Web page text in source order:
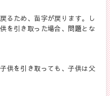
るため、苗字が戻ります。し
を引き取った場合、問題とな
供を引き取っても、子供は父